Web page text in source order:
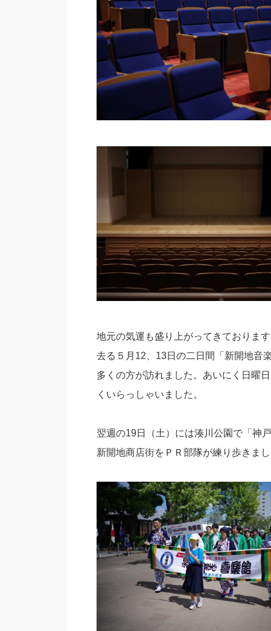
地元の気運も盛り上がってきております
去る５月12、13日の二日間「新開地音
多くの方が訪れました。あいにく日曜
くいらっしゃいました。
翌週の19日（土）には湊川公園で「神
新開地商店街をＰＲ部隊が練り歩きまし